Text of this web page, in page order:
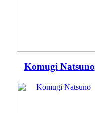
Komugi Natsuno